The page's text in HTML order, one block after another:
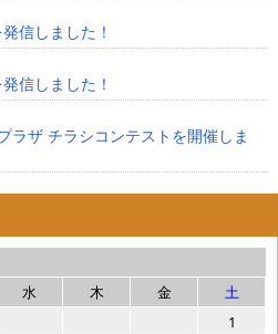
信しました！
信しました！
ラザ チラシコンテストを開催しま
水 木 金
土
1